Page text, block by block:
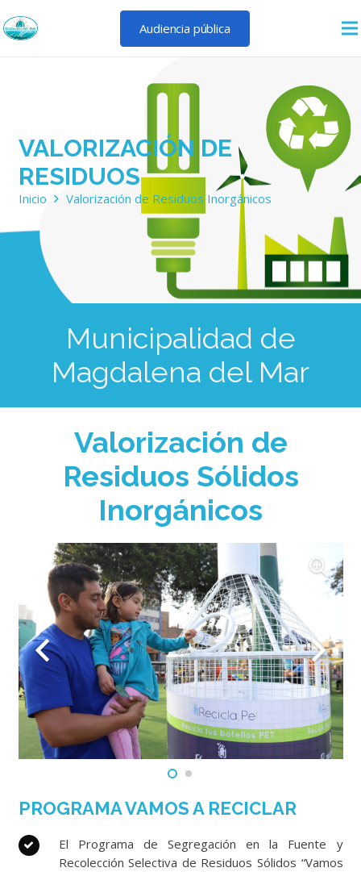
Audiencia pública
VALORIZACIÓN DE
RESIDUOS
Inicio Valorización de Residuos Inorgánicos
Municipalidad de
Magdalena del Mar
Valorización de
Residuos Sólidos
Inorgánicos
PROGRAMA VAMOS A RECICLAR
El Programa de Segregación en la Fuente y
Recolección Selectiva de Residuos Sólidos “Vamos